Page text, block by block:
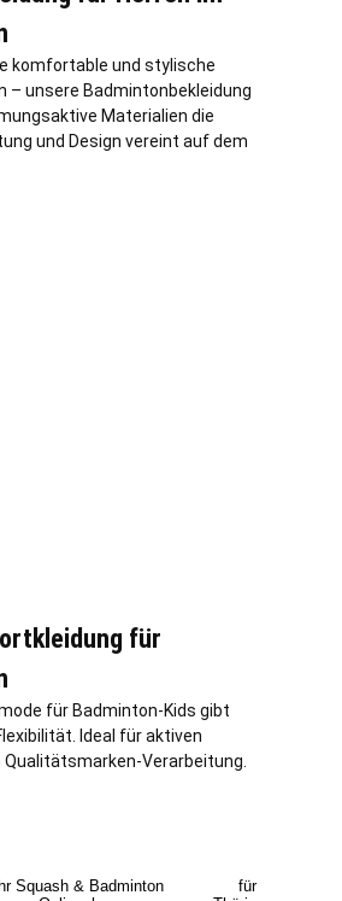
komfortable und stylische
– unsere Badmintonbekleidung
Materialien die
und Design vereint auf dem
für
für Badminton-Kids gibt
Ideal für aktiven
Qualitätsmarken-Verarbeitung.
Ihr Squash & Badminton
für